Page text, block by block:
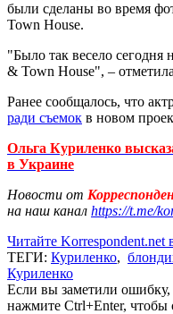
были сделаны во время
Town House.
"Было так весело сегодня
& Town House", –
Ранее сообщалось, что
ради съемок в новом
Ольга Куриленко
в Украине
Новости от
на наш канал https://t.me/
Читайте Korrespondent.net
ТЕГИ: Куриленко,
Куриленко
Если вы заметили
нажмите Ctrl+Enter, чтобы